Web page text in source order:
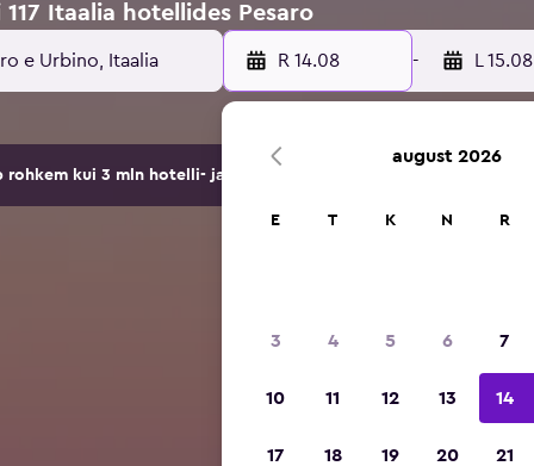
117 Itaalia hotellides Pesaro
R 14.08 - L 15.08
kui 3 mln hotelli- ja majutuspakkumist.
august 2026
E T K N R
3 4 5 6 7
10 11 12 13 14
17 18 19 20 21